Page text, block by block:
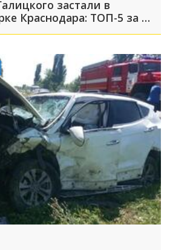
застали в
Краснодара: ТОП-5 за 7